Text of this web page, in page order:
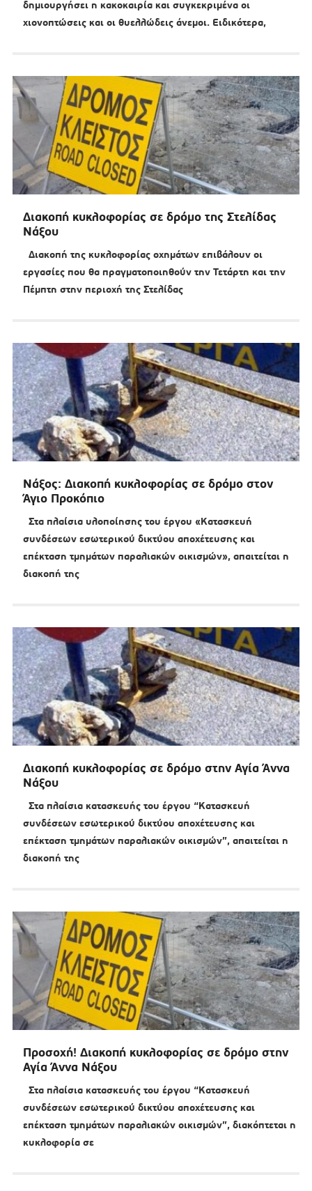
δημιουργήσει η κακοκαιρία και συγκεκριμένα οι
χιονοπτώσεις και οι θυελλώδεις άνεμοι. Ειδικότερα,
Διακοπή κυκλοφορίας σε δρόμο της Στελίδας
Νάξου
Διακοπή της κυκλοφορίας οχημάτων επιβάλουν οι
εργασίες που θα πραγματοποιηθούν την Τετάρτη και την
Πέμπτη στην περιοχή της Στελίδας
Νάξος: Διακοπή κυκλοφορίας σε δρόμο στον
Άγιο Προκόπιο
Στα πλαίσια υλοποίησης του έργου «Κατασκευή
συνδέσεων εσωτερικού δικτύου αποχέτευσης και
επέκταση τμημάτων παραλιακών οικισμών», απαιτείται η
διακοπή της
Διακοπή κυκλοφορίας σε δρόμο στην Αγία Άννα
Νάξου
Στα πλαίσια κατασκευής του έργου “Κατασκευή
συνδέσεων εσωτερικού δικτύου αποχέτευσης και
επέκταση τμημάτων παραλιακών οικισμών”, απαιτείται η
διακοπή της
Προσοχή! Διακοπή κυκλοφορίας σε δρόμο στην
Αγία Άννα Νάξου
Στα πλαίσια κατασκευής του έργου “Κατασκευή
συνδέσεων εσωτερικού δικτύου αποχέτευσης και
επέκταση τμημάτων παραλιακών οικισμών”, διακόπτεται η
κυκλοφορία σε